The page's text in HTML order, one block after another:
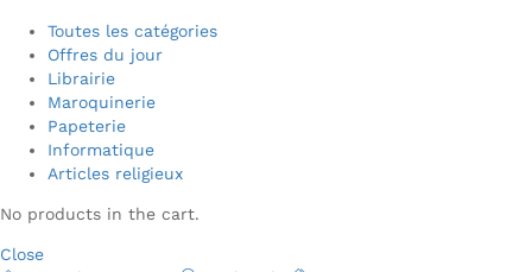
Toutes les catégories
Offres du jour
Librairie
Maroquinerie
Papeterie
Informatique
Articles religieux
No products in the cart.
Close